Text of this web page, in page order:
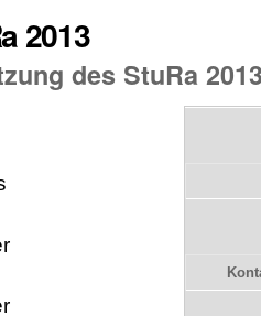
2013
des StuRa